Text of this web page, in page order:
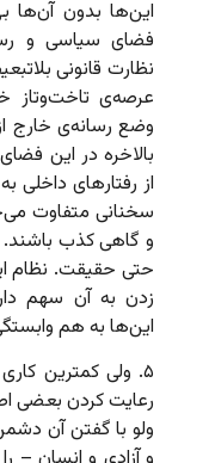
این‌ها بدون آن‌ها
فضای سیاسی و
نظارت قانونی
عرصه‌ی تاخت‌وتاز
وضع رسانه‌ی
بالاخره در این
از رفتارهای داخلی
سخنانی متفاوت
و گاهی کذب
حتی حقیقت. نظام
زدن به آن سهم
این‌ها به هم
۵. ولی کمترین
رعایت کردن بعضی
ولو با گفتن آن